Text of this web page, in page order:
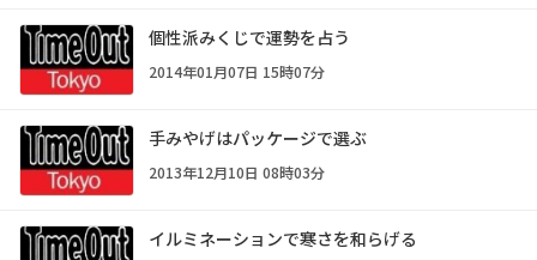
個性派みくじで運勢を占う
2014年01月07日 15時07分
手みやげはパッケージで選ぶ
2013年12月10日 08時03分
イルミネーションで寒さを和らげる